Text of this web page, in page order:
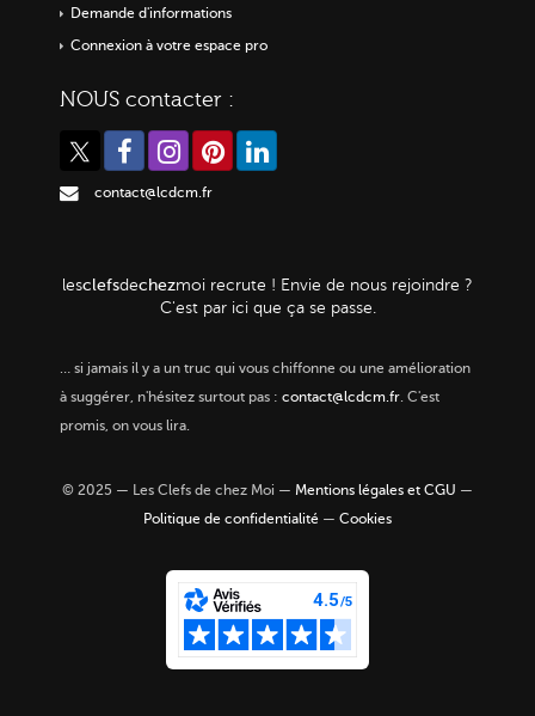
Demande d'informations
Connexion à votre espace pro
NOUS contacter :
contact@lcdcm.fr
lesclefsdechezmoi recrute ! Envie de nous rejoindre ?
C'est par ici que ça se passe.
… si jamais il y a un truc qui vous chiffonne ou une amélioration
à suggérer, n'hésitez surtout pas : contact@lcdcm.fr. C'est
promis, on vous lira.
© 2025 — Les Clefs de chez Moi — Mentions légales et CGU —
Politique de confidentialité — Cookies